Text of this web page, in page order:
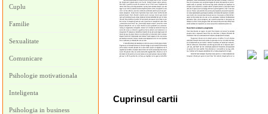
Cuplu
Familie
Sexualitate
Comunicare
Psihologie motivationala
Inteligenta
Psihologia in business
Cuprinsul cartii